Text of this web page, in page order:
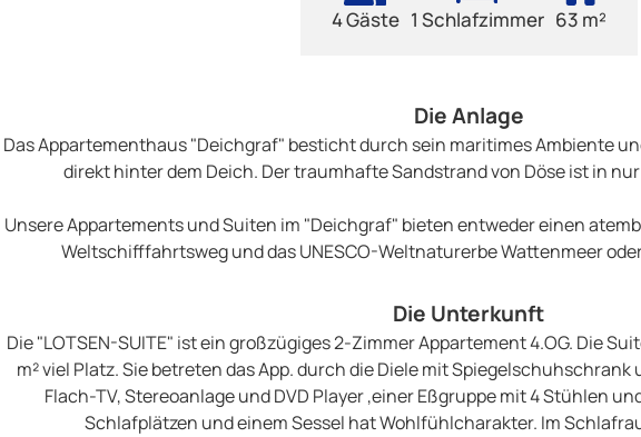
4 Gäste 1 Schlafzimmer 63 m²
Die Anlage
Das Appartementhaus "Deichgraf" besticht durch sein maritimes Ambiente
direkt hinter dem Deich. Der traumhafte Sandstrand von Döse ist in
Unsere Appartements und Suiten im "Deichgraf" bieten entweder einen
Weltschifffahrtsweg und das UNESCO-Weltnaturerbe Wattenmeer
Die Unterkunft
Die "LOTSEN-SUITE" ist ein großzügiges 2-Zimmer Appartement 4.OG. Die
m² viel Platz. Sie betreten das App. durch die Diele mit
Flach-TV, Stereoanlage und DVD Player ,einer Eßgruppe mit 4 Stühlen
Schlafplätzen und einem Sessel hat Wohlfühlcharakter. Im